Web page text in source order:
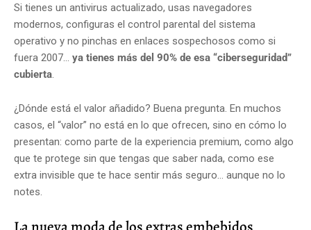
Si tienes un antivirus actualizado, usas navegadores
modernos, configuras el control parental del sistema
operativo y no pinchas en enlaces sospechosos como si
fuera 2007… ya tienes más del 90% de esa “ciberseguridad”
cubierta.
¿Dónde está el valor añadido? Buena pregunta. En muchos
casos, el “valor” no está en lo que ofrecen, sino en cómo lo
presentan: como parte de la experiencia premium, como algo
que te protege sin que tengas que saber nada, como ese
extra invisible que te hace sentir más seguro… aunque no lo
notes.